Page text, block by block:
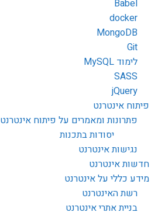
Babel
docker
MongoDB
Git
לימוד MySQL
SASS
jQuery
פיתוח אינטרנט
פתרונות ומאמרים על פיתוח אינטרנט
יסודות בתכנות
נגישות אינטרנט
חדשות אינטרנט
מידע כללי על אינטרנט
רשת האינטרנט
בניית אתרי אינטרנט